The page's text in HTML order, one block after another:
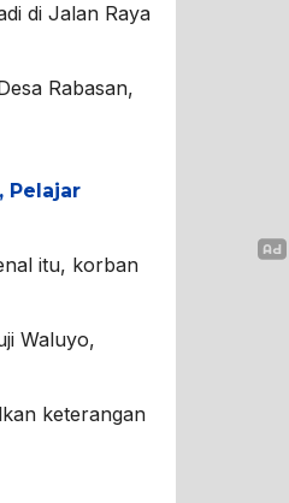
di Jalan Raya
Rabasan,
Pelajar
itu, korban
Waluyo,
keterangan